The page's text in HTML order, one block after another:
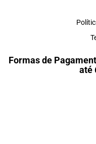
Formas de
até